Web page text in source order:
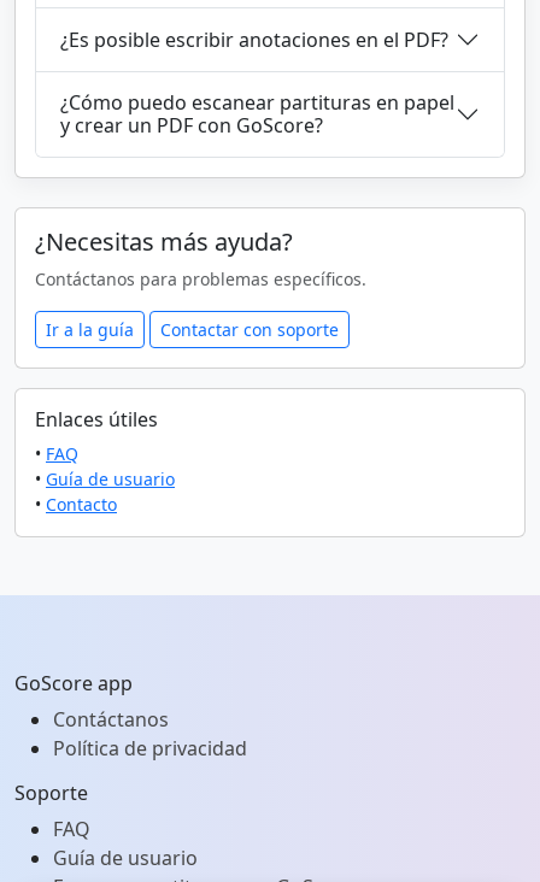
¿Es posible escribir anotaciones en el PDF?
¿Cómo puedo escanear partituras en papel
y crear un PDF con GoScore?
¿Necesitas más ayuda?
Contáctanos para problemas específicos.
Ir a la guía Contactar con soporte
Enlaces útiles
• FAQ
• Guía de usuario
• Contacto
GoScore app
Contáctanos
Política de privacidad
Soporte
FAQ
Guía de usuario